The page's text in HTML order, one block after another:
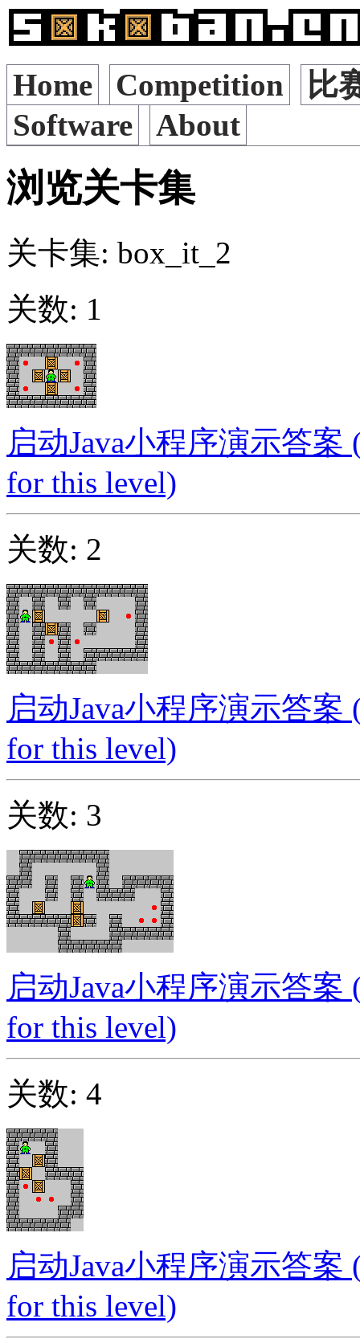
Home Competition
比
Software
About
浏览关卡集
关卡集: box_it_2
关数: 1
启动Java小程序演示答案
for this level)
关数: 2
启动Java小程序演示答案
for this level)
关数: 3
启动Java小程序演示答案
for this level)
关数: 4
启动Java小程序演示答案
for this level)